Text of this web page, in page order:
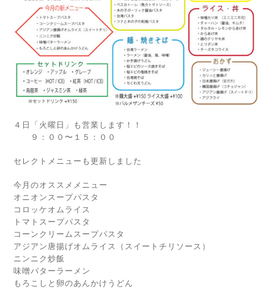
４日「火曜日」も営業します！！
９：００〜１５：００
セレクトメニューも更新しました
今月のオススメメニュー
オニオンスープパスタ
コロッケオムライス
トマトスープパスタ
コーンクリームスープパスタ
アジアン唐揚げオムライス（スイートチリソース）
ニンニク炒飯
味噌バターラーメン
もろこしと卵のあんかけうどん